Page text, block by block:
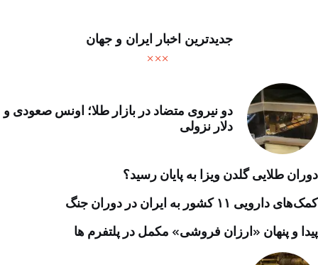
جدیدترین اخبار ایران و جهان
دو نیروی متضاد در بازار طلا؛ اونس صعودی و
دلار نزولی
دوران طلایی گلدن ویزا به پایان رسید؟
کمک‌های دارویی ۱۱ کشور به ایران در دوران جنگ
پیدا و پنهان «ارزان فروشی» مکمل در پلتفرم ها